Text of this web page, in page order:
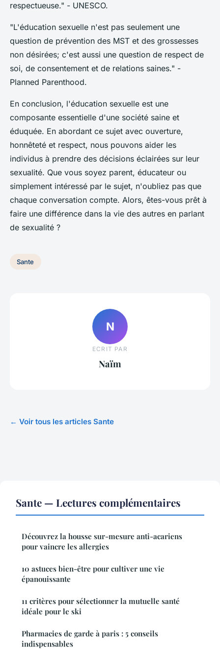
respectueuse." - UNESCO.
"L'éducation sexuelle n'est pas seulement une
question de prévention des MST et des grossesses
non désirées; c'est aussi une question de respect de
soi, de consentement et de relations saines." -
Planned Parenthood.
En conclusion, l'éducation sexuelle est une
composante essentielle d'une société saine et
éduquée. En abordant ce sujet avec ouverture,
honnêteté et respect, nous pouvons aider les
individus à prendre des décisions éclairées sur leur
sexualité. Que vous soyez parent, éducateur ou
simplement intéressé par le sujet, n'oubliez pas que
chaque conversation compte. Alors, êtes-vous prêt à
faire une différence dans la vie des autres en parlant
de sexualité ?
Sante
N
ECRIT PAR
Naïm
← Voir tous les articles Sante
Sante — Lectures complémentaires
Découvrez la housse sur-mesure anti-acariens
pour vaincre les allergies
10 astuces bien-être pour cultiver une vie
épanouissante
11 critères pour sélectionner la mutuelle santé
idéale pour le ski
Pharmacies de garde à paris : 5 conseils
indispensables